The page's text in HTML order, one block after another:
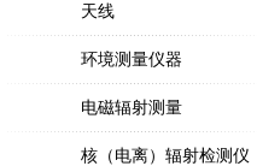
天线
环境测量仪器
电磁辐射测量
核（电离）辐射检测仪